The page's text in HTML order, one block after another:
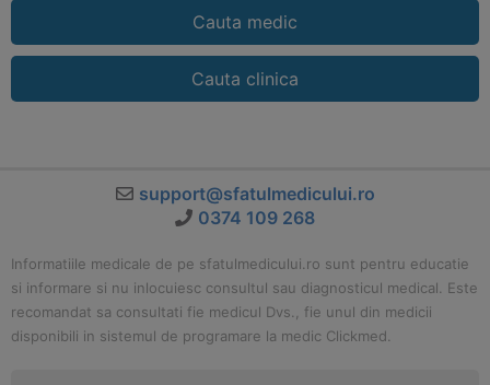
Cauta medic
Cauta clinica
support@sfatulmedicului.ro
0374 109 268
Informatiile medicale de pe sfatulmedicului.ro sunt pentru educatie
si informare si nu inlocuiesc consultul sau diagnosticul medical. Este
recomandat sa consultati fie medicul Dvs., fie unul din medicii
disponibili in sistemul de programare la medic Clickmed.